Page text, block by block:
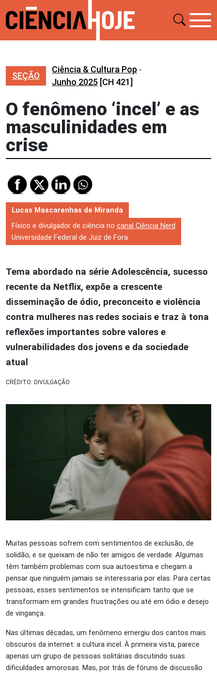
SEÇÃO
Ciência & Cultura Pop -
Junho 2025 [CH 421]
O fenômeno ‘incel’ e as
masculinidades em
crise
Lucas Mascarenhas de Miranda
Físico e divulgador de ciência no canal Ciência Nerd
Universidade Federal de Juiz de Fora
Tema abordado na série Adolescência, sucesso
recente da Netflix, expõe a crescente
disseminação de ódio, preconceito e violência
contra mulheres nas redes sociais e traz à tona
reflexões importantes sobre valores e
vulnerabilidades dos jovens e da sociedade
atual
CRÉDITO: DIVULGAÇÃO
Muitas pessoas sofrem com sentimentos de exclusão, de
solidão, e se queixam de não ter amigos de verdade. Algumas
têm também problemas com sua autoestima e chegam a
pensar que ninguém jamais se interessaria por elas. Para certas
pessoas, esses sentimentos se intensificam tanto que se
transformam em grandes frustrações ou até em ódio e desejo
de vingança.
Nas últimas décadas, um fenômeno emergiu dos cantos mais
obscuros da internet: a cultura incel. À primeira vista, parece
apenas um grupo de pessoas solitárias discutindo suas
dificuldades amorosas. Mas, por trás de fóruns de discussão